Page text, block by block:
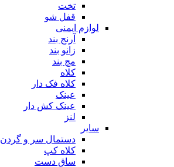
تخت
قفل شو
لوازم ایمنی
آرنج بند
زانو بند
مچ بند
کلاه
کلاه فک دار
عینک
عینک کش دار
لنز
سایر
دستمال سر و گردن
کلاه کپ
ساق دست